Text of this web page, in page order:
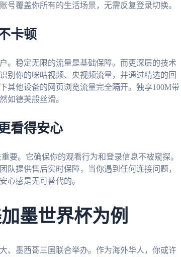
覆盖你所有的生活场景，无需反复登录切换。
卡顿
。稳定无限的流量是基础保障。而更深层的技术
别你的咪咕视频、央视频流量，并通过精选的回
其他设备的网页浏览流量完全隔开。独享100M带
如德芙般丝滑。
看得安心
要。它确保你的观看行为和登录信息不被窥探。
队提供售后实时保障，当你遇到任何连接问题，
心感是无可替代的。
墨世界杯为例
、墨西哥三国联合举办。作为海外华人，你或许